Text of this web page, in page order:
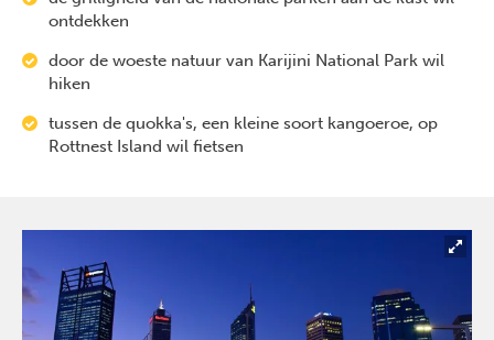
ontdekken
door de woeste natuur van Karijini National Park wil
hiken
tussen de quokka's, een kleine soort kangoeroe, op
Rottnest Island wil fietsen